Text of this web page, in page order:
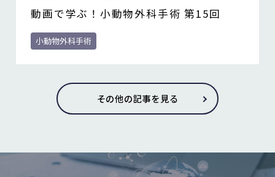
動画で学ぶ！小動物外科手術 第15回
小動物外科手術
その他の記事を見る